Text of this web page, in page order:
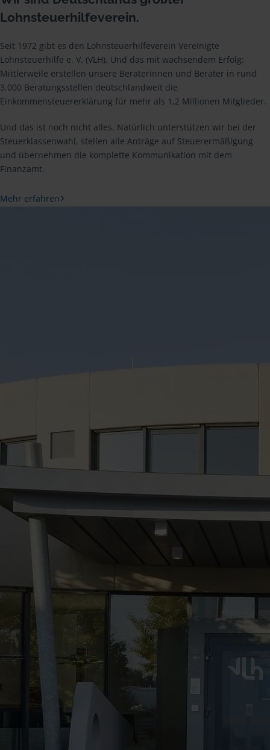
Lohnsteuerhilfeverein.
Seit 1972 gibt es den Lohnsteuerhilfeverein Vereinigte
Lohnsteuerhilfe e. V. (VLH). Und das mit wachsendem Erfolg:
Mittlerweile erstellen unsere Beraterinnen und Berater in rund
3.000 Beratungsstellen deutschlandweit die
Einkommensteuererklärung für mehr als 1,2 Millionen Mitglieder.
Und das ist noch nicht alles. Natürlich unterstützen wir bei der
Steuerklassenwahl, stellen alle Anträge auf Steuerermäßigung
und übernehmen die komplette Kommunikation mit dem
Finanzamt.
Mehr erfahren